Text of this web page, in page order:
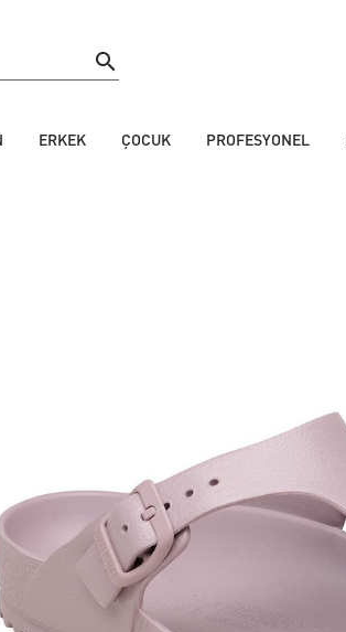
ERKEK ÇOCUK PROFESYONEL